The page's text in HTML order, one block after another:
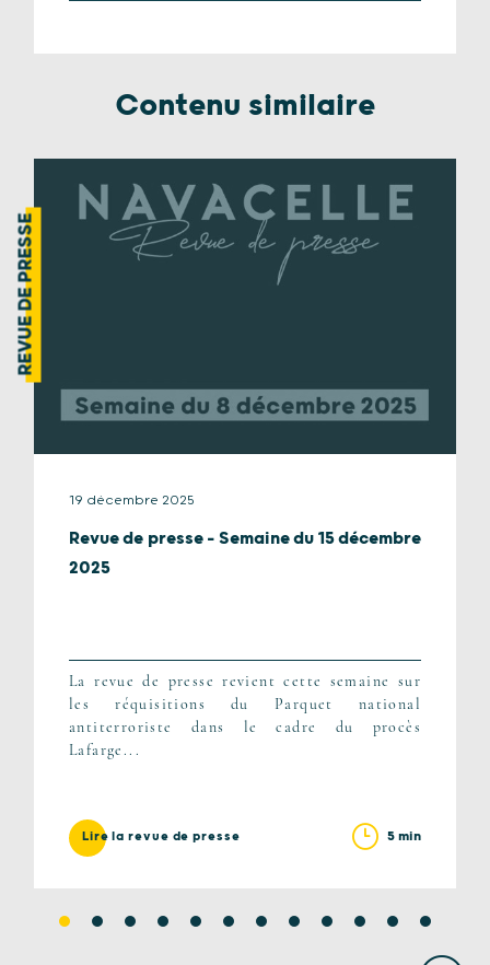
Contenu similaire
REVUE DE PRESSE
19 décembre 2025
Revue de presse – Semaine du 15 décembre
2025
La revue de presse revient cette semaine sur
les réquisitions du Parquet national
antiterroriste dans le cadre du procès
Lafarge...
Lire la revue de presse 5 min